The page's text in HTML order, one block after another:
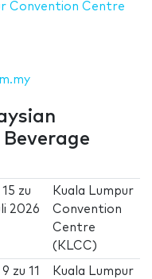
Convention Centre
15 zu
2026
Kuala Lumpur
Convention
Centre
(KLCC)
9 zu11
Kuala Lumpur